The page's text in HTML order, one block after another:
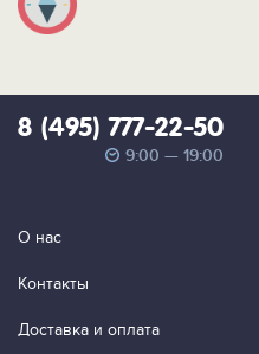
8 (495) 777-22-50
9:00 — 19:00
О нас
Контакты
Доставка и оплата